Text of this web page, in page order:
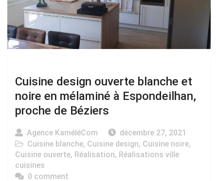
Cuisine design ouverte blanche et
noire en mélaminé à Espondeilhan,
proche de Béziers
Agence KaméléCom
décembre 27, 2021
Cuisine blanche, Cuisine design, Cuisine noire,
Cuisine ouverte, Réalisation, Réalisations ville
cuisines
0 comment